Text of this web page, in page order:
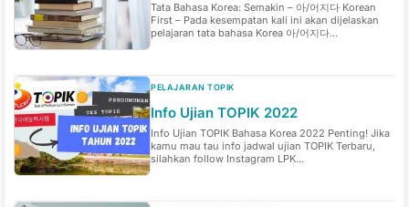
Tata Bahasa Korea: Semakin – 아/어지다 Korean
First – Pada kesempatan kali ini akan dijelaskan
pelajaran tata bahasa Korea 아/어지다...
PELAJARAN TOPIK
Info Ujian TOPIK 2022
Info Ujian TOPIK Bahasa Korea 2022 Penting! Jika
kamu mau tau info jadwal ujian TOPIK Terbaru,
silahkan follow Instagram LPK...